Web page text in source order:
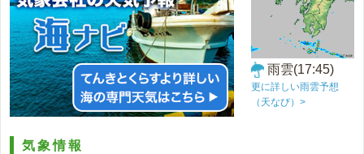
雨雲(17:45)
更に詳しい雨雲予想
（天なび）>
気象情報